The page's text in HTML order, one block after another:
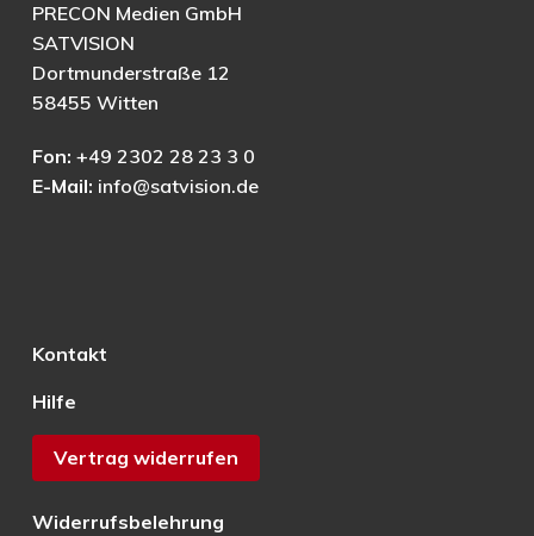
PRECON Medien GmbH
SATVISION
Dortmunderstraße 12
58455 Witten
Fon: +49 2302 28 23 3 0
E-Mail: info@satvision.de
Kontakt
Hilfe
Vertrag widerrufen
Widerrufsbelehrung